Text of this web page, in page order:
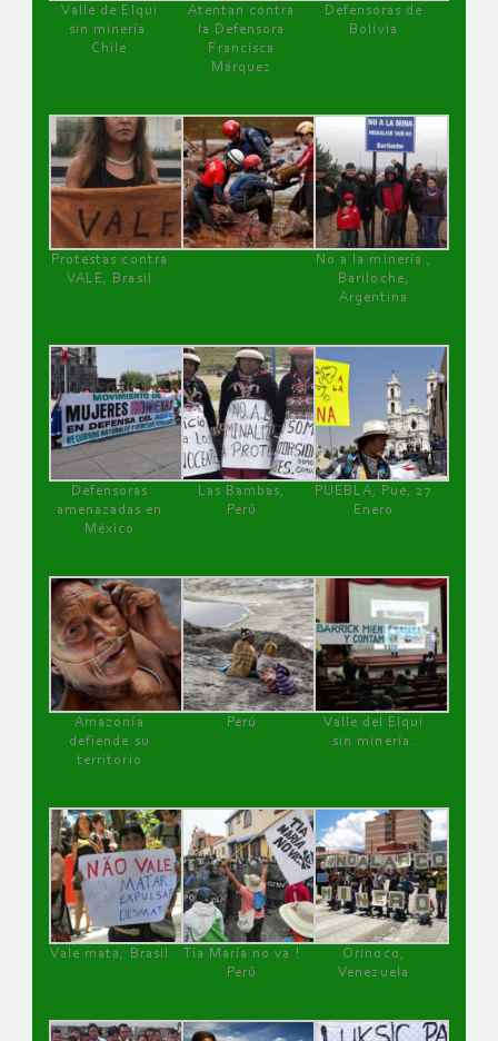
Valle de Elqui
sin minería.
Chile
Atentan contra
la Defensora
Francisca
Márquez
Defensoras de
Bolivia
Protestas contra
VALE, Brasil
No a la minería ,
Bariloche,
Argentina
Defensoras
amenazadas en
México
Las Bambas,
Perú
PUEBLA, Pue, 27
Enero
Amazonía
defiende su
territorio
Perú
Valle del Elqui
sin minería.
Vale mata, Brasil
Tía María no va !
Perú
Orinoco,
Venezuela